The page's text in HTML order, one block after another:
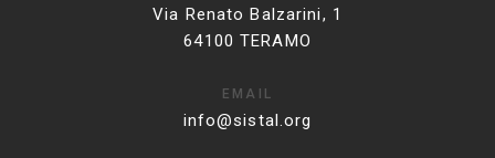
Via Renato Balzarini, 1
64100 TERAMO
EMAIL
info@sistal.org